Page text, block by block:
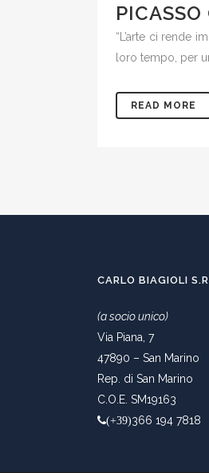
PICASSO
“L’arte ci rende
loro tempo, per
READ MORE
CARLO BIAGIOLI
(a socio unico)
Via Piana, 7
47890 – San Marino
Rep. di San Marino
C.O.E. SM19163
(+39)366 194 7818